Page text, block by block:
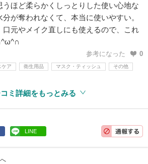
うほど柔らかくしっとりした使い心地な
が奪われなくて、本当に使いやすい。
元やメイク直しにも使えるので、これ
参考になった 0
ケア 衛生用品 マスク・ティッシュ その他
ミ詳細をもっとみる
LINE